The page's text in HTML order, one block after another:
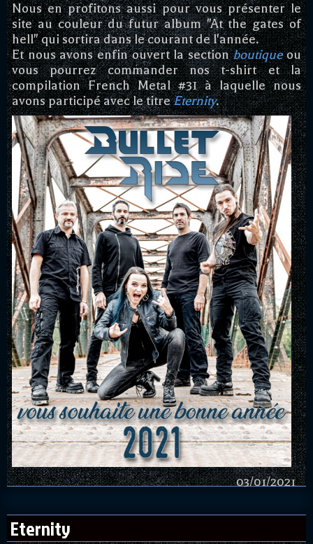
Nous en profitons aussi pour vous présenter le
site au couleur du futur album "At the gates of
hell" qui sortira dans le courant de l'année.
Et nous avons enfin ouvert la sectionboutiqueou
vous pourrez commander nos t-shirt et la
compilation French Metal #31 à laquelle nous
avons participé avec le titreEternity.
03/01/2021
Eternity